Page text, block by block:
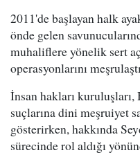
2011'de başlayan halk
önde gelen
muhaliflere yönelik sert
operasyonlarını
İnsan hakları
suçlarına dini meşruiyet
gösterirken, hakkında
sürecinde rol aldığı